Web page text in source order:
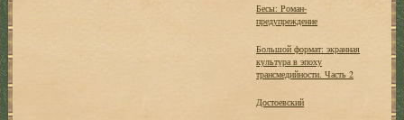
Бесы: Роман-
предупреждение
Большой формат: экранная
культура в эпоху
трансмедийности. Часть 2
Достоевский